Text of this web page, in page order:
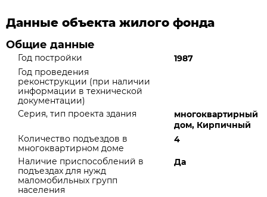
Данные объекта жилого фонда
Общие данные
Год постройки
1987
Год проведения
реконструкции (при наличии
информации в технической
документации)
Серия, тип проекта здания
многоквартирный
дом, Кирпичный
Количество подъездов в
многоквартирном доме
4
Наличие приспособлений в
подъездах для нужд
маломобильных групп
населения
Да